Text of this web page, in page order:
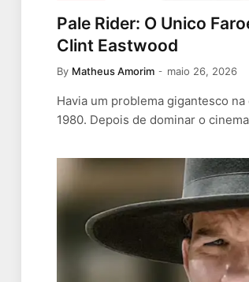
Pale Rider: O Unico
Clint Eastwood
By Matheus Amorim maio 26, 2026
Havia um problema gigantesco
1980. Depois de dominar o